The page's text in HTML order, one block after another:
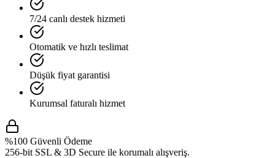
7/24 canlı destek hizmeti
Otomatik ve hızlı teslimat
Düşük fiyat garantisi
Kurumsal faturalı hizmet
%100 Güvenli Ödeme
256-bit SSL & 3D Secure ile korumalı alışveriş.